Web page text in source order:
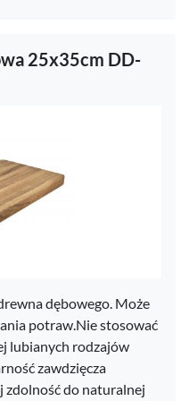
25x35cm DD-
dębowego. Może
potraw.Nie stosować
lubianych rodzajów
zawdzięcza
do naturalnej